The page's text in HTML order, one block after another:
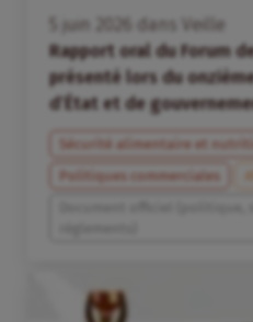
juin dans
Veille
Rapport oral du Forum
présenté lors du
d’État et de
Sécurité alimentaire et
Politiques commerciales